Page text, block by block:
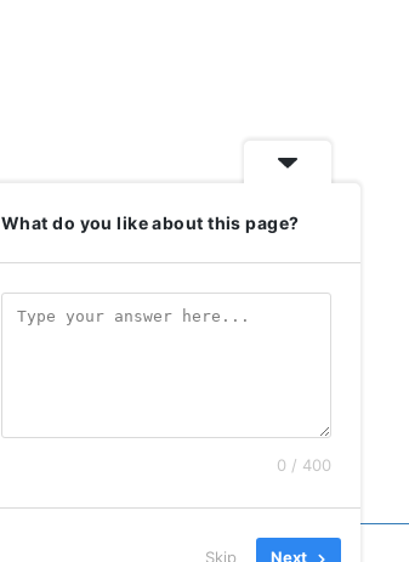
What do you like about this page?
0 / 400
Skip Next